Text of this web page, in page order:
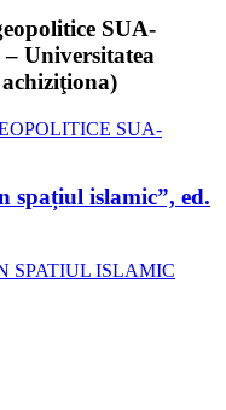
SUA-
Universitatea
spațiul islamic”, ed.